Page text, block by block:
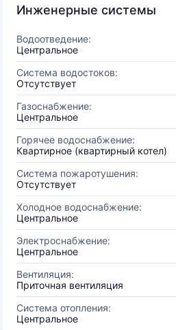
Инженерные системы
Водоотведение:
Центральное
Система водостоков:
Отсутствует
Газоснабжение:
Центральное
Горячее водоснабжение:
Квартирное (квартирный котел)
Система пожаротушения:
Отсутствует
Холодное водоснабжение:
Центральное
Электроснабжение:
Центральное
Вентиляция:
Приточная вентиляция
Система отопления:
Центральное